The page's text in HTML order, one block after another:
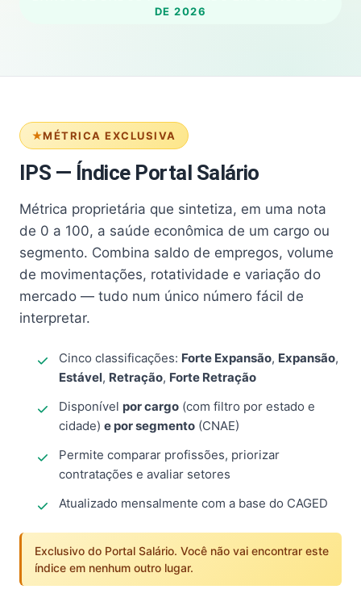
DE 2026
MÉTRICA EXCLUSIVA
IPS — Índice Portal Salário
Métrica proprietária que sintetiza, em uma nota
de 0 a 100, a saúde econômica de um cargo ou
segmento. Combina saldo de empregos, volume
de movimentações, rotatividade e variação do
mercado — tudo num único número fácil de
interpretar.
Cinco classificações: Forte Expansão, Expansão,
Estável, Retração, Forte Retração
Disponível por cargo (com filtro por estado e
cidade) e por segmento (CNAE)
Permite comparar profissões, priorizar
contratações e avaliar setores
Atualizado mensalmente com a base do CAGED
Exclusivo do Portal Salário. Você não vai encontrar este
índice em nenhum outro lugar.